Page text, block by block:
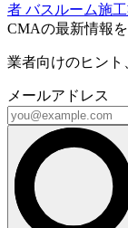
者 バスルーム施
CMAの最新情報
業者向けのヒント
メールアドレス